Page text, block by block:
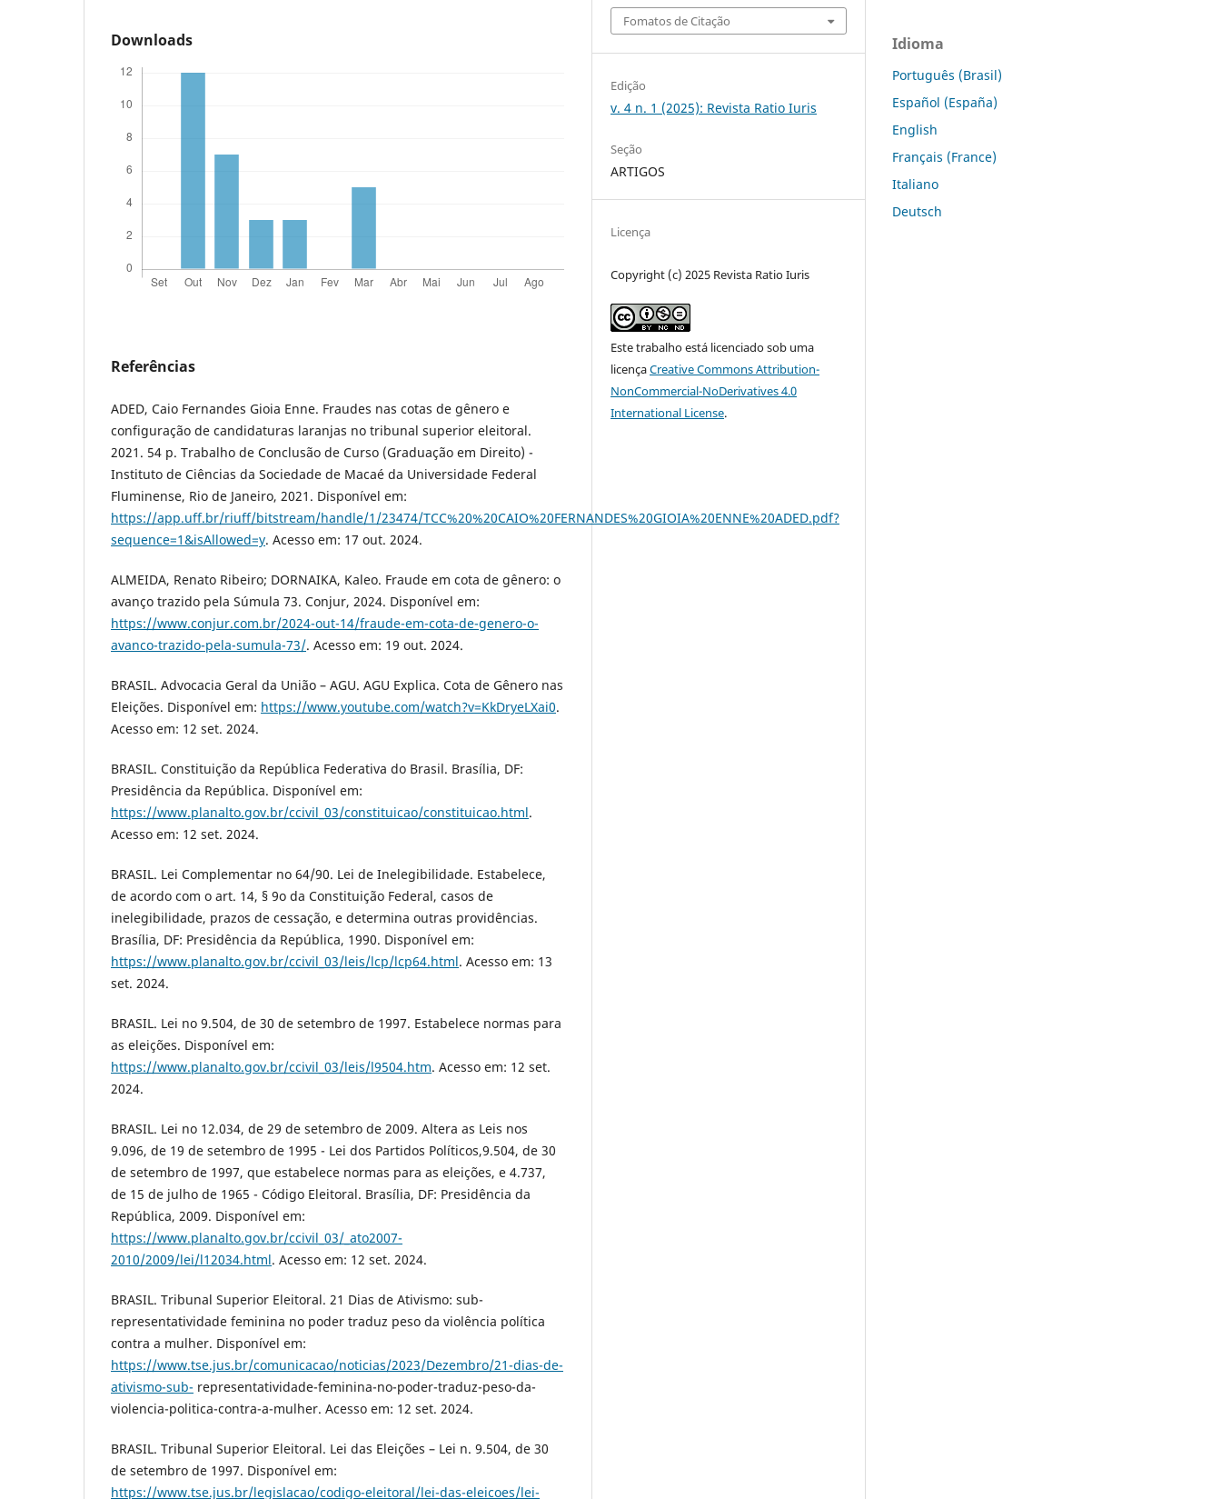
Downloads
Referências
ADED, Caio Fernandes Gioia Enne. Fraudes nas cotas de gênero e
configuração de candidaturas laranjas no tribunal superior eleitoral.
2021. 54 p. Trabalho de Conclusão de Curso (Graduação em Direito) -
Instituto de Ciências da Sociedade de Macaé da Universidade Federal
Fluminense, Rio de Janeiro, 2021. Disponível em:
https://app.uff.br/riuff/bitstream/handle/1/23474/TCC%20%20CAIO%20FERNANDES%20GIOIA%20ENNE%20ADED.pdf?
sequence=1&isAllowed=y. Acesso em: 17 out. 2024.
ALMEIDA, Renato Ribeiro; DORNAIKA, Kaleo. Fraude em cota de gênero: o
avanço trazido pela Súmula 73. Conjur, 2024. Disponível em:
https://www.conjur.com.br/2024-out-14/fraude-em-cota-de-genero-o-
avanco-trazido-pela-sumula-73/. Acesso em: 19 out. 2024.
BRASIL. Advocacia Geral da União – AGU. AGU Explica. Cota de Gênero nas
Eleições. Disponível em: https://www.youtube.com/watch?v=KkDryeLXai0.
Acesso em: 12 set. 2024.
BRASIL. Constituição da República Federativa do Brasil. Brasília, DF:
Presidência da República. Disponível em:
https://www.planalto.gov.br/ccivil_03/constituicao/constituicao.html.
Acesso em: 12 set. 2024.
BRASIL. Lei Complementar no 64/90. Lei de Inelegibilidade. Estabelece,
de acordo com o art. 14, § 9o da Constituição Federal, casos de
inelegibilidade, prazos de cessação, e determina outras providências.
Brasília, DF: Presidência da República, 1990. Disponível em:
https://www.planalto.gov.br/ccivil_03/leis/lcp/lcp64.html. Acesso em: 13
set. 2024.
BRASIL. Lei no 9.504, de 30 de setembro de 1997. Estabelece normas para
as eleições. Disponível em:
https://www.planalto.gov.br/ccivil_03/leis/l9504.htm. Acesso em: 12 set.
2024.
BRASIL. Lei no 12.034, de 29 de setembro de 2009. Altera as Leis nos
9.096, de 19 de setembro de 1995 - Lei dos Partidos Políticos,9.504, de 30
de setembro de 1997, que estabelece normas para as eleições, e 4.737,
de 15 de julho de 1965 - Código Eleitoral. Brasília, DF: Presidência da
República, 2009. Disponível em:
https://www.planalto.gov.br/ccivil_03/_ato2007-
2010/2009/lei/l12034.html. Acesso em: 12 set. 2024.
BRASIL. Tribunal Superior Eleitoral. 21 Dias de Ativismo: sub-
representatividade feminina no poder traduz peso da violência política
contra a mulher. Disponível em:
https://www.tse.jus.br/comunicacao/noticias/2023/Dezembro/21-dias-de-
ativismo-sub- representatividade-feminina-no-poder-traduz-peso-da-
violencia-politica-contra-a-mulher. Acesso em: 12 set. 2024.
BRASIL. Tribunal Superior Eleitoral. Lei das Eleições – Lei n. 9.504, de 30
de setembro de 1997. Disponível em:
https://www.tse.jus.br/legislacao/codigo-eleitoral/lei-das-eleicoes/lei-
Fomatos de Citação
Edição
v. 4 n. 1 (2025): Revista Ratio Iuris
Seção
ARTIGOS
Licença
Copyright (c) 2025 Revista Ratio Iuris
Este trabalho está licenciado sob uma
licençaCreative Commons Attribution-
NonCommercial-NoDerivatives 4.0
International License.
Idioma
Português (Brasil)
Español (España)
English
Français (France)
Italiano
Deutsch